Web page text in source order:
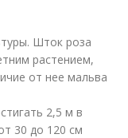
Шток роза
растением,
от нее мальва
2,5 м в
30 до 120 см